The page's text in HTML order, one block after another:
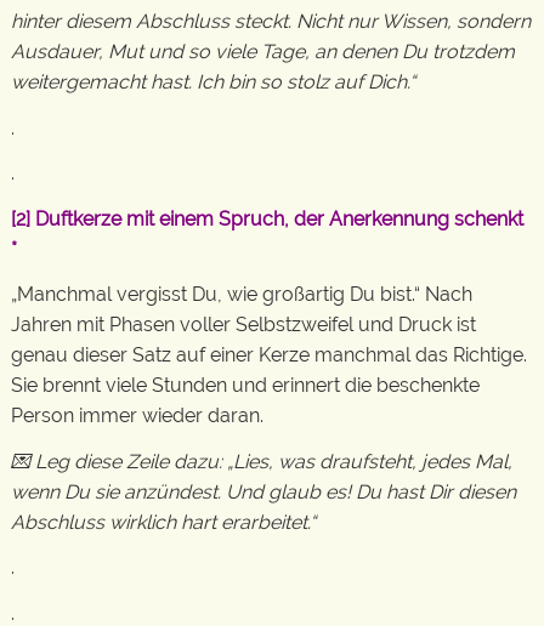
hinter diesem Abschluss steckt. Nicht nur Wissen, sondern
Ausdauer, Mut und so viele Tage, an denen Du trotzdem
weitergemacht hast. Ich bin so stolz auf Dich.“
.
.
[2] Duftkerze mit einem Spruch, der Anerkennung schenkt
*
„Manchmal vergisst Du, wie großartig Du bist.“ Nach
Jahren mit Phasen voller Selbstzweifel und Druck ist
genau dieser Satz auf einer Kerze manchmal das Richtige.
Sie brennt viele Stunden und erinnert die beschenkte
Person immer wieder daran.
💌 Leg diese Zeile dazu: „Lies, was draufsteht, jedes Mal,
wenn Du sie anzündest. Und glaub es! Du hast Dir diesen
Abschluss wirklich hart erarbeitet.“
.
.